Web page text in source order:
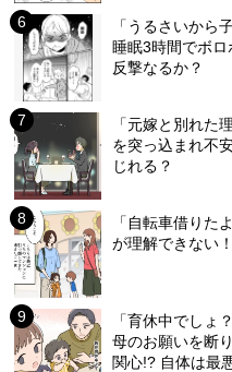
「うるさいから
睡眠3時間でボ
反撃なるか？
「元嫁と別れた
を突っ込まれ不
じれる？
「自転車借りた
が理解できない
「育休中でしょ
母のお願いを断
関心!? 自体は最